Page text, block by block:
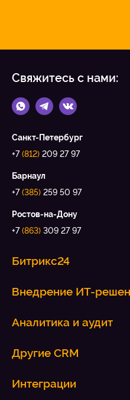
Свяжитесь с нами:
Санкт-Петербург
+7(812) 209 27 97
Барнаул
+7(385) 259 50 97
Ростов-на-Дону
+7(863) 309 27 97
Битрикс24
Внедрение ИТ-
Аналитика и аудит
Другие CRM
Интеграции